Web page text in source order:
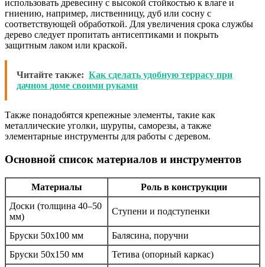
использовать древесину с высокой стойкостью к влаге и
гниению, например, лиственницу, дуб или сосну с
соответствующей обработкой. Для увеличения срока службы
дерево следует пропитать антисептиками и покрыть
защитным лаком или краской.
Читайте также: Как сделать удобную террасу при
дачном доме своими руками
Также понадобятся крепежные элементы, такие как
металлические уголки, шурупы, саморезы, а также
элементарные инструменты для работы с деревом.
Основной список материалов и инструментов
Материалы
Роль в конструкции
Доски (толщина 40–50
мм)
Ступени и подступенки
Бруски 50х100 мм
Балясина, поручни
Бруски 50х150 мм
Тетива (опорный каркас)